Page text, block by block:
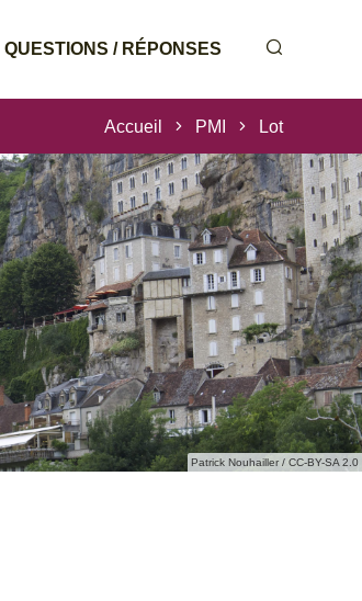
QUESTIONS / RÉPONSES
Accueil PMI Lot
Patrick Nouhailler / CC-BY-SA 2.0